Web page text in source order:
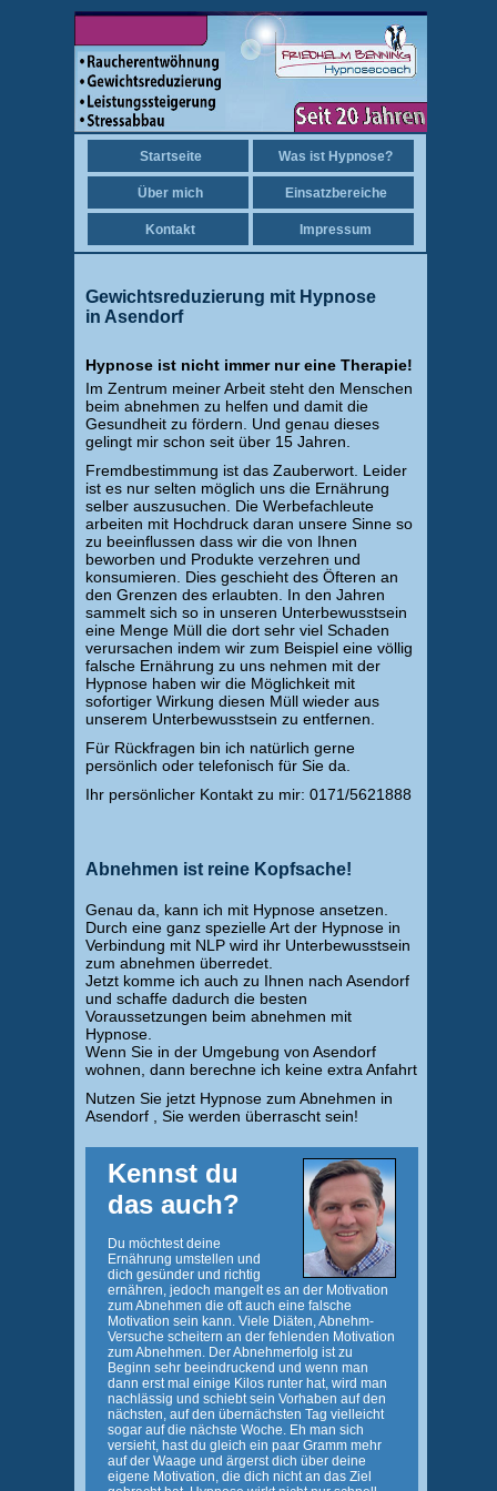
Startseite Was ist Hypnose?
Über mich Einsatzbereiche
Kontakt Impressum
Gewichtsreduzierung mit Hypnose
in Asendorf
Hypnose ist nicht immer nur eine Therapie!
Im Zentrum meiner Arbeit steht den Menschen
beim abnehmen zu helfen und damit die
Gesundheit zu fördern. Und genau dieses
gelingt mir schon seit über 15 Jahren.
Fremdbestimmung ist das Zauberwort. Leider
ist es nur selten möglich uns die Ernährung
selber auszusuchen. Die Werbefachleute
arbeiten mit Hochdruck daran unsere Sinne so
zu beeinflussen dass wir die von Ihnen
beworben und Produkte verzehren und
konsumieren. Dies geschieht des Öfteren an
den Grenzen des erlaubten. In den Jahren
sammelt sich so in unseren Unterbewusstsein
eine Menge Müll die dort sehr viel Schaden
verursachen indem wir zum Beispiel eine völlig
falsche Ernährung zu uns nehmen mit der
Hypnose haben wir die Möglichkeit mit
sofortiger Wirkung diesen Müll wieder aus
unserem Unterbewusstsein zu entfernen.
Für Rückfragen bin ich natürlich gerne
persönlich oder telefonisch für Sie da.
Ihr persönlicher Kontakt zu mir: 0171/5621888
Abnehmen ist reine Kopfsache!
Genau da, kann ich mit Hypnose ansetzen.
Durch eine ganz spezielle Art der Hypnose in
Verbindung mit NLP wird ihr Unterbewusstsein
zum abnehmen überredet.
Jetzt komme ich auch zu Ihnen nach Asendorf
und schaffe dadurch die besten
Voraussetzungen beim abnehmen mit
Hypnose.
Wenn Sie in der Umgebung von Asendorf
wohnen, dann berechne ich keine extra Anfahrt
Nutzen Sie jetzt Hypnose zum Abnehmen in
Asendorf , Sie werden überrascht sein!
Kennst du
das auch?
Du möchtest deine
Ernährung umstellen und
dich gesünder und richtig
ernähren, jedoch mangelt es an der Motivation
zum Abnehmen die oft auch eine falsche
Motivation sein kann. Viele Diäten, Abnehm-
Versuche scheitern an der fehlenden Motivation
zum Abnehmen. Der Abnehmerfolg ist zu
Beginn sehr beeindruckend und wenn man
dann erst mal einige Kilos runter hat, wird man
nachlässig und schiebt sein Vorhaben auf den
nächsten, auf den übernächsten Tag vielleicht
sogar auf die nächste Woche. Eh man sich
versieht, hast du gleich ein paar Gramm mehr
auf der Waage und ärgerst dich über deine
eigene Motivation, die dich nicht an das Ziel